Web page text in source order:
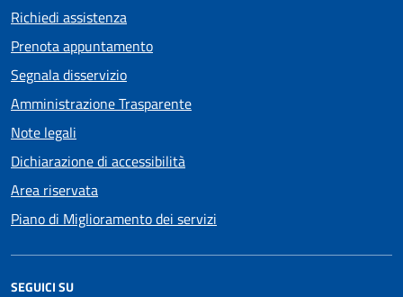
Richiedi assistenza
Prenota appuntamento
Segnala disservizio
Amministrazione Trasparente
Note legali
Dichiarazione di accessibilità
Area riservata
Piano di Miglioramento dei servizi
SEGUICI SU